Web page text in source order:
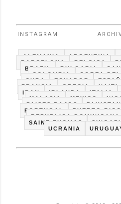
INSTAGRAM
ALEMANIA ARGENTINA
BARCELONA
BELGICA
BRAZIL
BULGARIA
COLOMBIA
COREA
CUBA
ECUADOR
FRANCIA
GRECIA HAITI
IRAN
IRLANDA ITALIA
MALASIA
MEXICO
PAISES BAJOS
PAKISTAN
PORTUGAL
PUERTO
REPUBLICA DOMINICANA
SAINT THOMAS
UCRANIA